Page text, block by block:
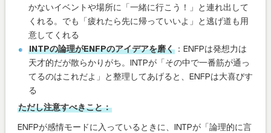
かないイベントや場所に「一緒に行こう！」と連れ出して
くれる。でも「疲れたら先に帰っていいよ」と逃げ道も用
意してくれる
INTPの論理がENFPのアイデアを磨く ：ENFPは発想力は
天才的だが散らかりがち。INTPが「その中で一番筋が通っ
てるのはこれだよ」と整理してあげると、ENFPは大喜びす
る
ただし注意すべきこと：
ENFPが感情モードに入っているときに、INTPが「論理的に言